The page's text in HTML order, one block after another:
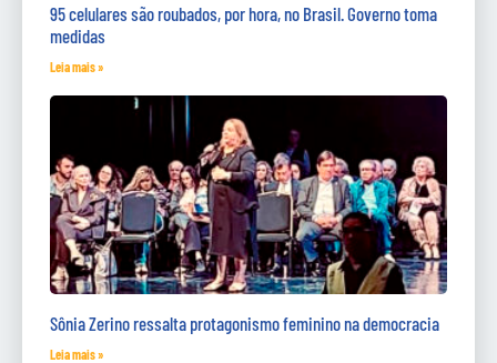
95 celulares são roubados, por hora, no Brasil. Governo toma
medidas
Leia mais »
Sônia Zerino ressalta protagonismo feminino na democracia
Leia mais »